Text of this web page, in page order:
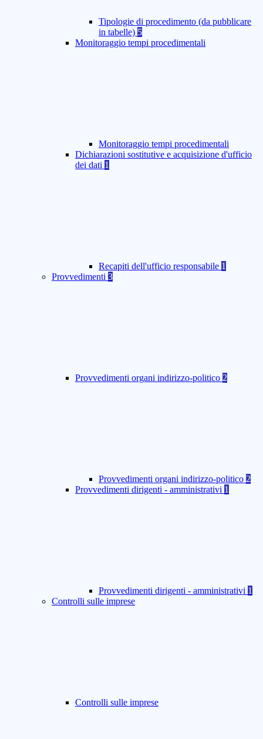
Tipologie di procedimento (da pubblicare
in tabelle) 5
Monitoraggio tempi procedimentali
Monitoraggio tempi procedimentali
Dichiarazioni sostitutive e acquisizione d'ufficio
dei dati 1
Recapiti dell'ufficio responsabile 1
Provvedimenti 3
Provvedimenti organi indirizzo-politico 2
Provvedimenti organi indirizzo-politico 2
Provvedimenti dirigenti - amministrativi 1
Provvedimenti dirigenti - amministrativi 1
Controlli sulle imprese
Controlli sulle imprese